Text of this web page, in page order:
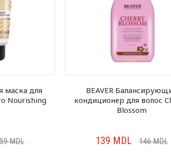
маска для
Nourishing
MDL
BEAVER
кондиционер для волос
Blossom
139 MDL 146MDL